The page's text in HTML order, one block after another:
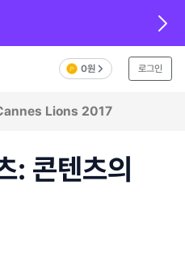
0원 로그인
, 독점적 칸 광고제 - Cannes Lions 2017
: 콘텐츠의